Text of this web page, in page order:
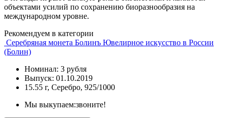
объектами усилий по сохранению биоразнообразия на
международном уровне.
Рекомендуем в категории
Серебряная монета Болинъ Ювелирное искусство в России
(Болин)
Номинал: 3 рубля
Выпуск: 01.10.2019
15.55 г, Серебро, 925/1000
Мы выкупаем:звоните!